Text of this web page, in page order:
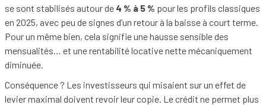
se sont stabilisés autour de 4 % à 5 % pour les profils classiques
en 2025, avec peu de signes d’un retour à la baisse à court terme.
Pour un même bien, cela signifie une hausse sensible des
mensualités… et une rentabilité locative nette mécaniquement
diminuée.
Conséquence ? Les investisseurs qui misaient sur un effet de
levier maximal doivent revoir leur copie. Le crédit ne permet plus